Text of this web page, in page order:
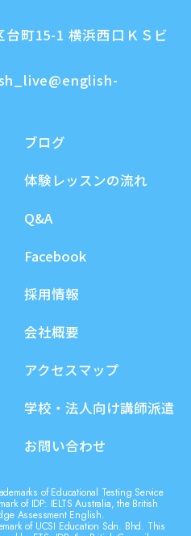
町15-1 横浜西口ＫＳビ
ブログ
体験レッスンの流れ
Q&A
Facebook
採用情報
会社概要
アクセスマップ
学校・法人向け講師派遣
お問い合わせ
of Educational Testing Service
of IDP: IELTS Australia, the British
Assessment English.
of UCSI Education Sdn. Bhd. This